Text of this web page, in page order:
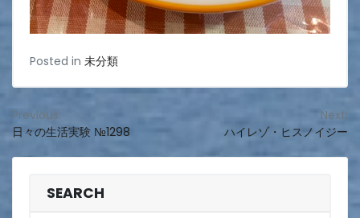
Posted in 未分類
投
稿
Previous:
日々の生活実験 №1298
Next:
ハイレゾ・ヒスノイジー
SEARCH